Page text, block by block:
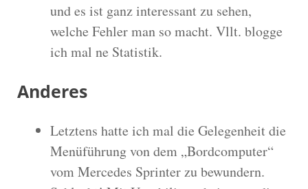
und es ist ganz interessant zu sehen,
welche Fehler man so macht. Vllt. blogge
ich mal ne Statistik.
Anderes
Letztens hatte ich mal die Gelegenheit die
Menüführung von dem „Bordcomputer“
vom Mercedes Sprinter zu bewundern.